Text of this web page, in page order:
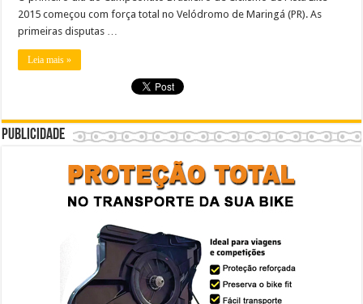
2015 começou com força total no Velódromo de Maringá (PR). As
primeiras disputas …
Leia mais »
Publicidade